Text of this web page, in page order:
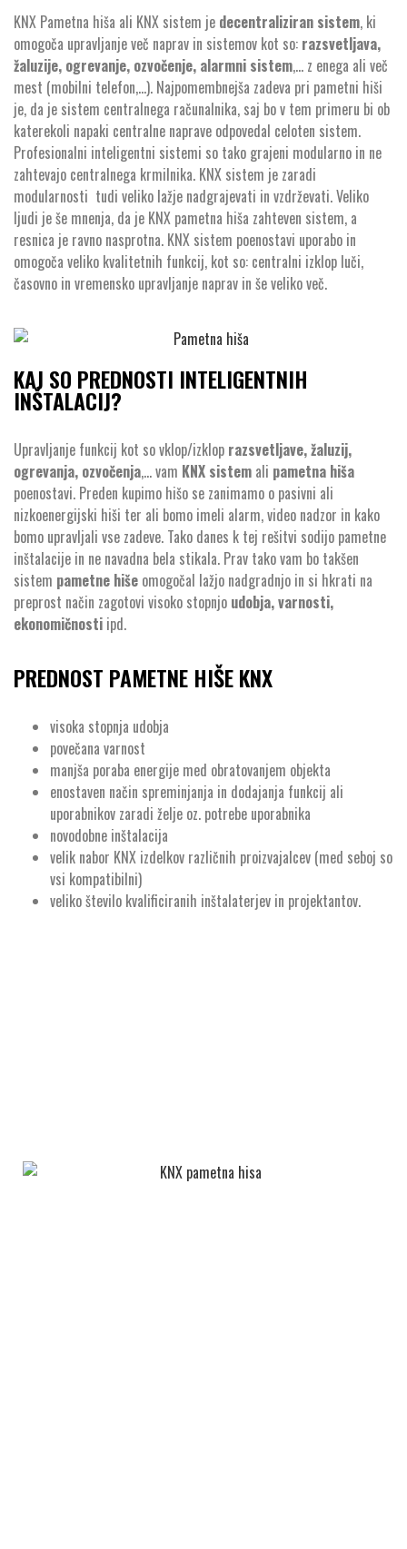
KNX Pametna hiša ali KNX sistem je decentraliziran sistem, ki
omogoča upravljanje več naprav in sistemov kot so: razsvetljava,
žaluzije, ogrevanje, ozvočenje, alarmni sistem,… z enega ali več
mest (mobilni telefon,…). Najpomembnejša zadeva pri pametni hiši
je, da je sistem centralnega računalnika, saj bo v tem primeru bi ob
katerekoli napaki centralne naprave odpovedal celoten sistem.
Profesionalni inteligentni sistemi so tako grajeni modularno in ne
zahtevajo centralnega krmilnika. KNX sistem je zaradi
modularnosti tudi veliko lažje nadgrajevati in vzdrževati. Veliko
ljudi je še mnenja, da je KNX pametna hiša zahteven sistem, a
resnica je ravno nasprotna. KNX sistem poenostavi uporabo in
omogoča veliko kvalitetnih funkcij, kot so: centralni izklop luči,
časovno in vremensko upravljanje naprav in še veliko več.
KAJ SO PREDNOSTI INTELIGENTNIH
INŠTALACIJ?
Upravljanje funkcij kot so vklop/izklop razsvetljave, žaluzij,
ogrevanja, ozvočenja,… vam KNX sistem ali pametna hiša
poenostavi. Preden kupimo hišo se zanimamo o pasivni ali
nizkoenergijski hiši ter ali bomo imeli alarm, video nadzor in kako
bomo upravljali vse zadeve. Tako danes k tej rešitvi sodijo pametne
inštalacije in ne navadna bela stikala. Prav tako vam bo takšen
sistem pametne hiše omogočal lažjo nadgradnjo in si hkrati na
preprost način zagotovi visoko stopnjo udobja, varnosti,
ekonomičnosti ipd.
PREDNOST PAMETNE HIŠE KNX
visoka stopnja udobja
povečana varnost
manjša poraba energije med obratovanjem objekta
enostaven način spreminjanja in dodajanja funkcij ali
uporabnikov zaradi želje oz. potrebe uporabnika
novodobne inštalacija
velik nabor KNX izdelkov različnih proizvajalcev (med seboj so
vsi kompatibilni)
veliko število kvalificiranih inštalaterjev in projektantov.